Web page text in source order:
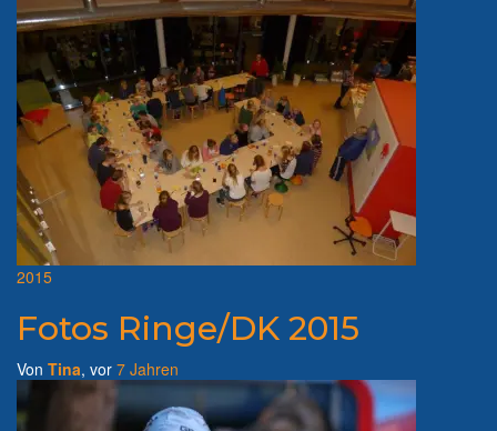
2015
Fotos Ringe/DK 2015
Von Tina, vor 7 Jahren